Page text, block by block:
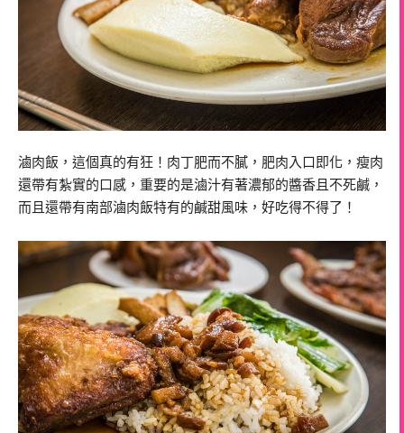
滷肉飯，這個真的有狂！肉丁肥而不膩，肥肉入口即化，瘦肉
還帶有紮實的口感，重要的是滷汁有著濃郁的醬香且不死鹹，
而且還帶有南部滷肉飯特有的鹹甜風味，好吃得不得了！